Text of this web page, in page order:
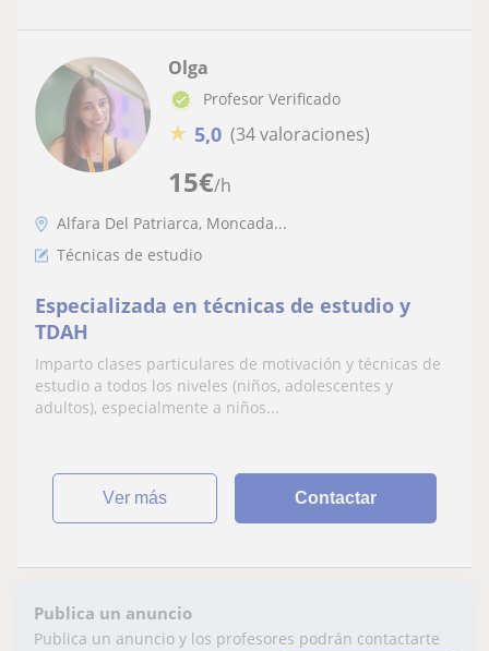
15€/h
Olga
Profesor Verificado
★ 5,0 (34 valoraciones)
Alfara Del Patriarca, Moncada...
Técnicas de estudio
Especializada en técnicas de estudio y
TDAH
Imparto clases particulares de motivación y técnicas de
estudio a todos los niveles (niños, adolescentes y
adultos), especialmente a niños...
ver más Contactar
Publica un anuncio
Publica un anuncio y los profesores podrán contactarte